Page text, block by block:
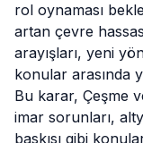
rol oynaması
artan çevre
arayışları, yeni
konular arasında
Bu karar, Çeşme
imar sorunları,
baskısı gibi